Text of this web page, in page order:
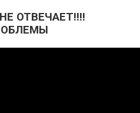
НЕ ОТВЕЧАЕТ!!!!